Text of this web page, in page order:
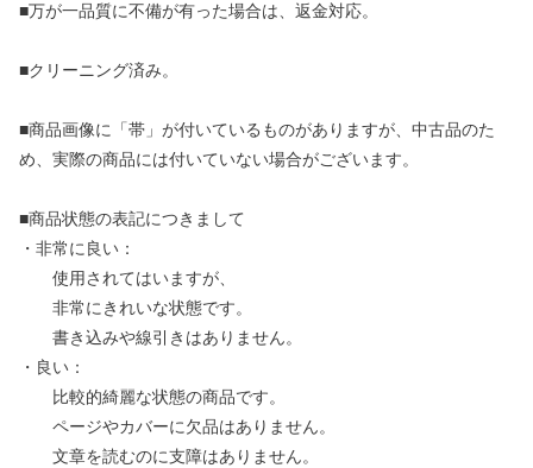
■万が一品質に不備が有った場合は、返金対応。
■クリーニング済み。
■商品画像に「帯」が付いているものがありますが、中古品のた
め、実際の商品には付いていない場合がございます。
■商品状態の表記につきまして
・非常に良い：
使用されてはいますが、
非常にきれいな状態です。
書き込みや線引きはありません。
・良い：
比較的綺麗な状態の商品です。
ページやカバーに欠品はありません。
文章を読むのに支障はありません。